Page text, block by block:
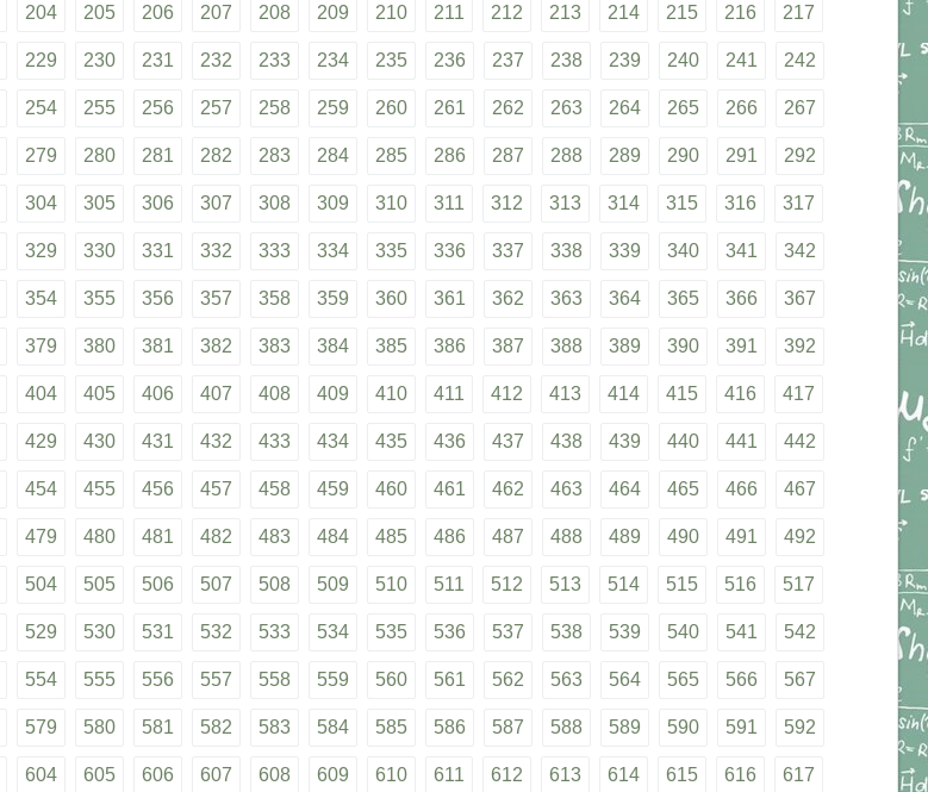
204 205 206 207 208 209 210 211 212 213 214 215 216 217
229 230 231 232 233 234 235 236 237 238 239 240 241 242
254 255 256 257 258 259 260 261 262 263 264 265 266 267
279 280 281 282 283 284 285 286 287 288 289 290 291 292
304 305 306 307 308 309 310 311 312 313 314 315 316 317
329 330 331 332 333 334 335 336 337 338 339 340 341 342
354 355 356 357 358 359 360 361 362 363 364 365 366 367
379 380 381 382 383 384 385 386 387 388 389 390 391 392
404 405 406 407 408 409 410 411 412 413 414 415 416 417
429 430 431 432 433 434 435 436 437 438 439 440 441 442
454 455 456 457 458 459 460 461 462 463 464 465 466 467
479 480 481 482 483 484 485 486 487 488 489 490 491 492
504 505 506 507 508 509 510 511 512 513 514 515 516 517
529 530 531 532 533 534 535 536 537 538 539 540 541 542
554 555 556 557 558 559 560 561 562 563 564 565 566 567
579 580 581 582 583 584 585 586 587 588 589 590 591 592
604 605 606 607 608 609 610 611 612 613 614 615 616 617